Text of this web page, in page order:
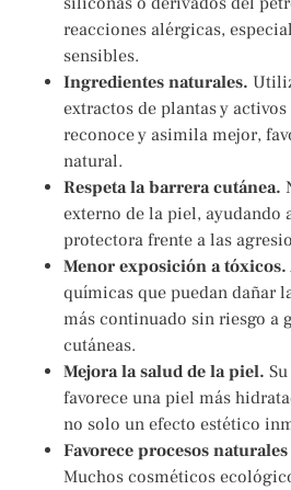
reacciones alérgicas,
sensibles.
Ingredientes naturales.
extractos de plantas y
reconoce y asimila mejor,
natural.
Respeta la barrera cutánea.
externo de la piel, ayudando
protectora frente a las
Menor exposición a tóxicos.
químicas que puedan dañar
más continuado sin riesgo a
cutáneas.
Mejora la salud de la piel.
favorece una piel más
no solo un efecto estético
Favorece procesos
Muchos cosméticos